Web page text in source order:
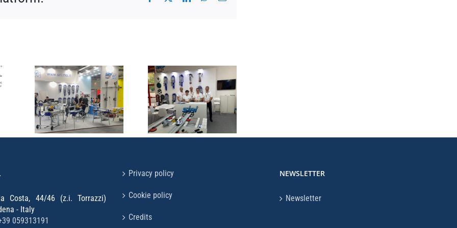
Cersaie
2024
Demo
Slovacchia
Giugno
2026
Costa, 44/46 (z.i. Torrazzi)
- Italy
059313191
Privacy policy
Cookie policy
Credits
NEWSLETTER
Newsletter